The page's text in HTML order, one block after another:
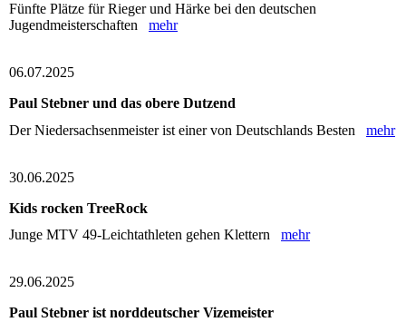
Fünfte Plätze für Rieger und Härke bei den deutschen
Jugendmeisterschaften mehr
06.07.2025
Paul Stebner und das obere Dutzend
Der Niedersachsenmeister ist einer von Deutschlands Besten mehr
30.06.2025
Kids rocken TreeRock
Junge MTV 49-Leichtathleten gehen Klettern mehr
29.06.2025
Paul Stebner ist norddeutscher Vizemeister